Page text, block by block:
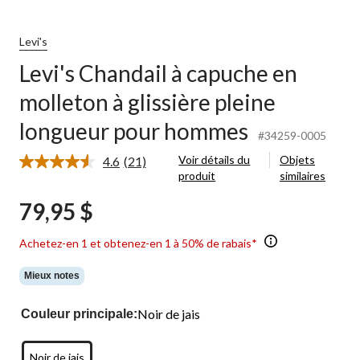
Levi's
Levi's Chandail à capuche en
molleton à glissière pleine
longueur pour hommes
#34259-0005
4.6 Lire
la
(21)
Voir détails du
produit
Objets
similaires
79,95 $
Achetez-en 1 et obtenez-en 1 à 50% de rabais*
Mieux notes
Couleur principale:Noir de jais
Noir de jais